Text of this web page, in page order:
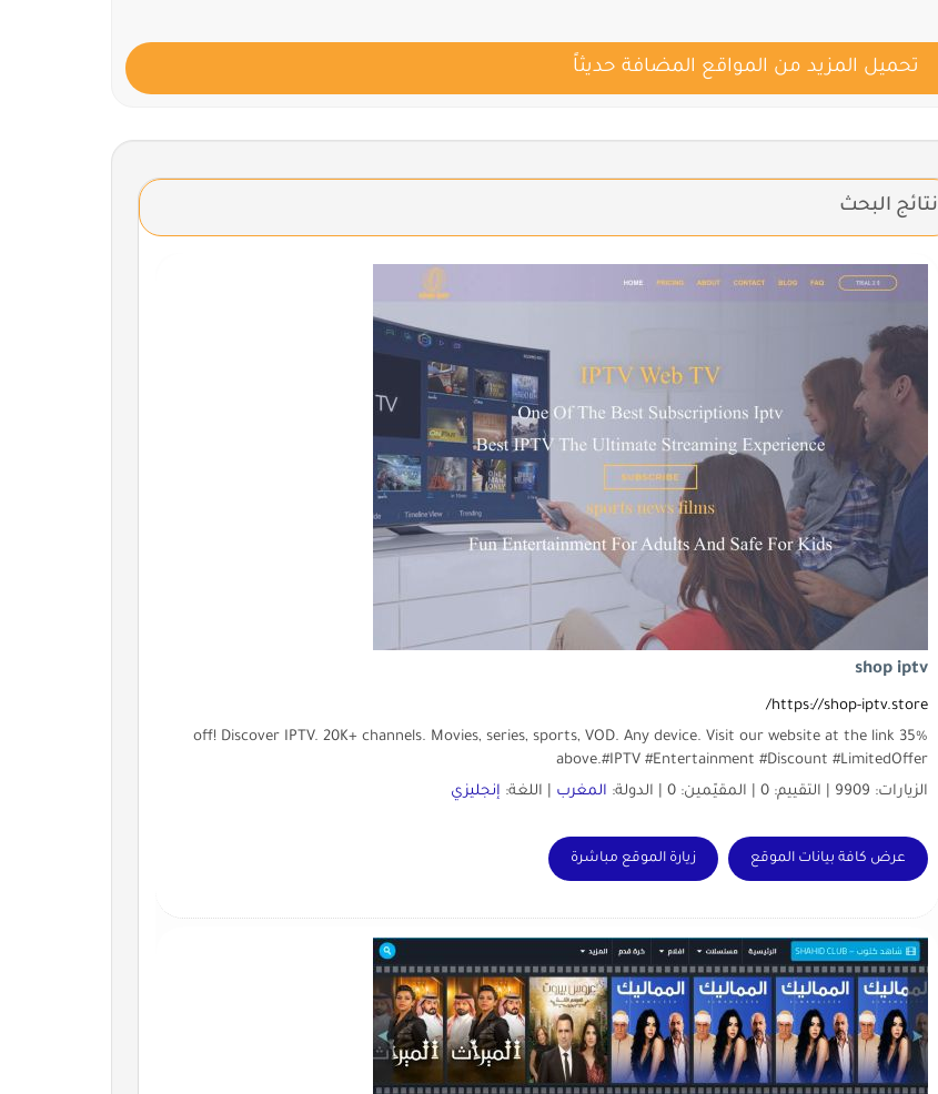
تحميل المزيد من المواقع المضافة حديثاً
نتائج البحث
shop iptv
https://shop-iptv.store/
35% off! Discover IPTV. 20K+ channels. Movies, series, sports, VOD. Any device. Visit our website at the link
above.#IPTV #Entertainment #Discount #LimitedOffer
الزيارات: 9909 | التقييم: 0 | المقيّمين: 0 | الدولة:
المغرب | اللغة: إنجليزي
عرض كافة بيانات الموقع زيارة الموقع مباشرة